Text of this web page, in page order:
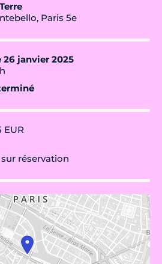
Paris 5e
janvier 2025
EUR
réservation